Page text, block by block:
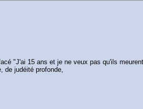
"J'ai 15 ans et je ne veux pas qu'ils
de judéité profonde,